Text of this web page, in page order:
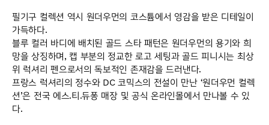
필기구 컬렉션 역시 원더우먼의 코스튬에서 영감을 받은 디테일이
가득하다.
블루 컬러 바디에 배치된 골드 스타 패턴은 원더우먼의 용기와 희
망을 상징하며, 캡 부분의 정교한 로고 세팅과 골드 피니시는 최상
위 럭셔리 펜으로서의 독보적인 존재감을 드러낸다.
프랑스 럭셔리의 정수와 DC 코믹스의 전설이 만난 ‘원더우먼 컬렉
션’은 전국 에스.티.듀퐁 매장 및 공식 온라인몰에서 만나볼 수 있
다.